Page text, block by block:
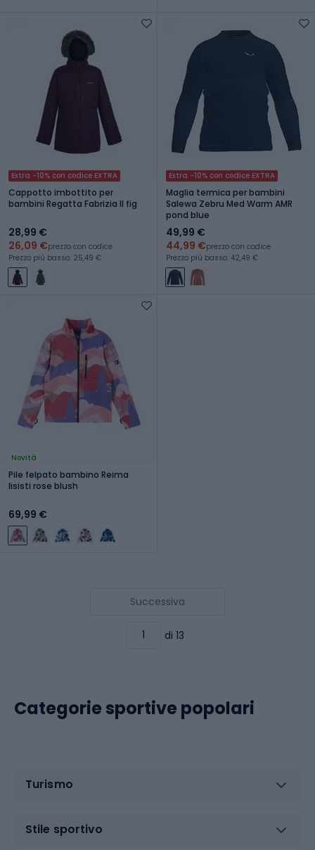
Extra -10% con codice EXTRA
Cappotto imbottito per
bambini Regatta Fabrizia II fig
28,99 €
26,09 €prezzo con codice
Prezzo più basso: 25,49 €
Extra -10% con codice EXTRA
Maglia termica per bambini
Salewa Zebru Med Warm AMR
pond blue
49,99 €
44,99 €prezzo con codice
Prezzo più basso: 42,49 €
Novità
Pile felpato bambino Reima
Iisisti rose blush
69,99 €
Successiva
di 13
Categorie sportive popolari
Turismo
Stile sportivo